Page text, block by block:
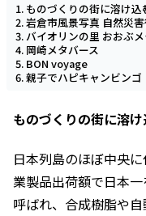
ものづくりの街に溶け
岩倉市風景写真 自然災
バイオリンの里 おおぶ
岡崎メタバース
BON voyage
親子でハピキャンビンゴ
ものづくりの街に溶
日本列島のほぼ中央
業製品出荷額で日本
呼ばれ、合成樹脂や